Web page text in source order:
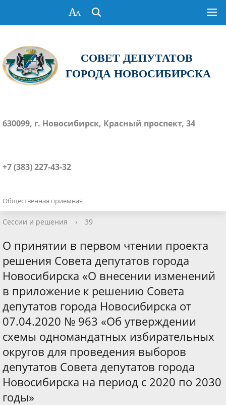
СОВЕТ ДЕПУТАТОВ
ГОРОДА НОВОСИБИРСКА
630099, г. Новосибирск, Красный проспект, 34
+7 (383) 227-43-32
Общественная приемная
Сессии и решения › 39
О принятии в первом чтении проекта
решения Совета депутатов города
Новосибирска «О внесении изменений
в приложение к решению Совета
депутатов города Новосибирска от
07.04.2020 № 963 «Об утверждении
схемы одномандатных избирательных
округов для проведения выборов
депутатов Совета депутатов города
Новосибирска на период с 2020 по 2030
годы»